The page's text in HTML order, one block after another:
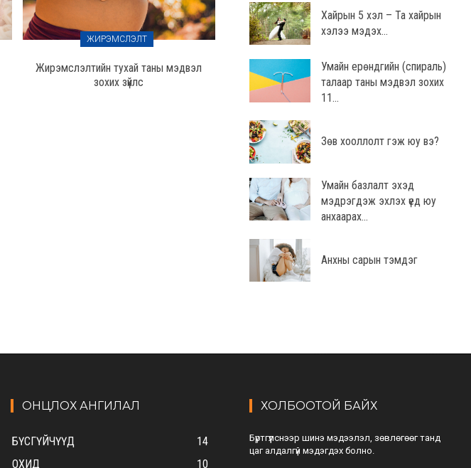
ЖИРЭМСЛЭЛТ
Жирэмслэлтийн тухай таны мэдвэл
зохих зүйлс
Хайрын 5 хэл – Та хайрын
хэлээ мэдэх...
Умайн ерөндгийн (спираль)
талаар таны мэдвэл зохих
11...
Зөв хооллолт гэж юу вэ?
Умайн базлалт эхэд
мэдрэгдэж эхлэх үед юу
анхаарах...
Анхны сарын тэмдэг
ОНЦЛОХ АНГИЛАЛ
БҮСГҮЙЧҮҮД
14
ОХИД
10
ХОЛБООТОЙ БАЙХ
Бүртгүүлснээр шинэ мэдээлэл, зөвлөгөөг танд
цаг алдалгүй мэдэгдэх болно.